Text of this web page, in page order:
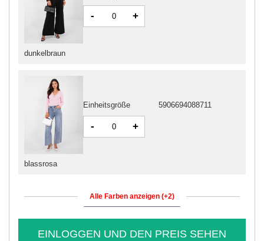
dunkelbraun
- +
blassrosa
Einheitsgröße 5906694088711
- +
Alle Farben anzeigen (+2)
EINLOGGEN UND DEN PREIS SEHEN